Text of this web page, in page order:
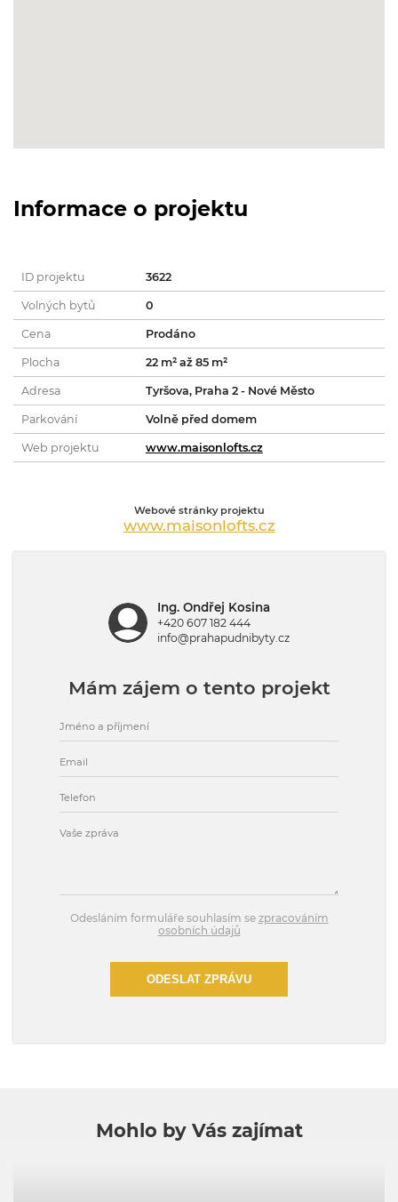
Informace o projektu
ID projektu 3622
Volných bytů 0
Cena Prodáno
Plocha 22 m² až 85 m²
Adresa Tyršova, Praha 2 - Nové Město
Parkování Volně před domem
Web projektu www.maisonlofts.cz
Webové stránky projektu
www.maisonlofts.cz
Ing. Ondřej Kosina
+420 607 182 444
info@prahapudnibyty.cz
Mám zájem o tento projekt
Odesláním formuláře souhlasím se zpracováním
osobních údajů
ODESLAT ZPRÁVU
Mohlo by Vás zajímat